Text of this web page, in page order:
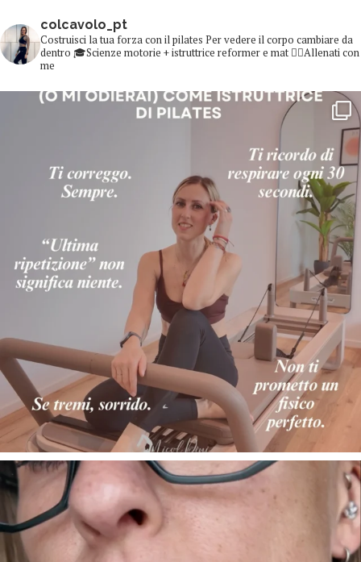
colcavolo_pt
Costruisci la tua forza con il pilates Per vedere il corpo cambiare da
dentro 🎓Scienze motorie + istruttrice reformer e mat 👇🏻Allenati con
me